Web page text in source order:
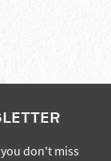
don't miss